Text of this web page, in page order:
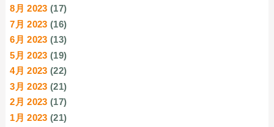
8月 2023 (17)
7月 2023 (16)
6月 2023 (13)
5月 2023 (19)
4月 2023 (22)
3月 2023 (21)
2月 2023 (17)
1月 2023 (21)